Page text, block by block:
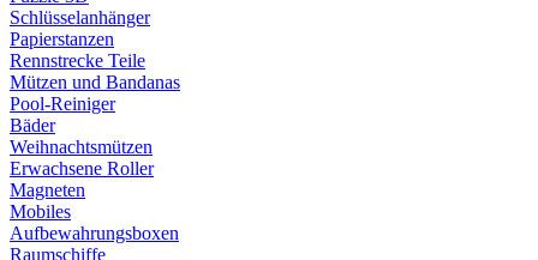
Schlüsselanhänger
Papierstanzen
Rennstrecke Teile
Mützen und Bandanas
Pool-Reiniger
Bäder
Weihnachtsmützen
Erwachsene Roller
Magneten
Mobiles
Aufbewahrungsboxen
Raumschiffe